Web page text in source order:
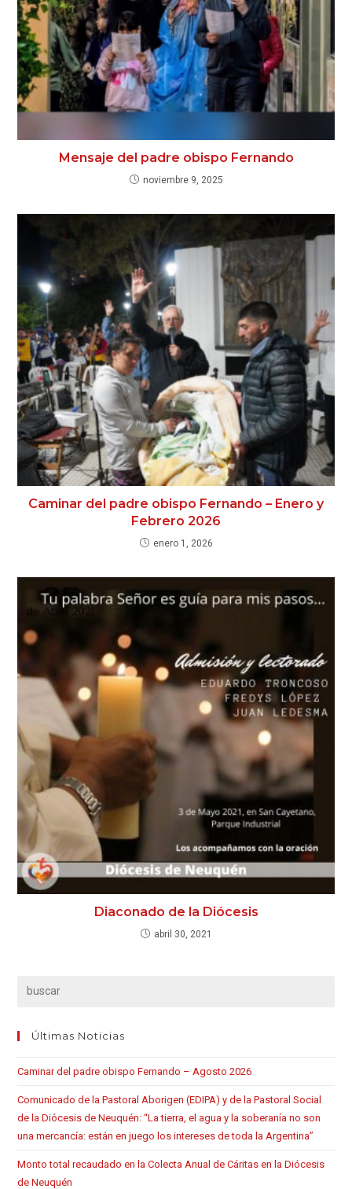
Mensaje del padre obispo Fernando
noviembre 9, 2025
Caminar del padre obispo Fernando – Enero y
Febrero 2026
enero 1, 2026
Diaconado de la Diócesis
abril 30, 2021
Últimas Noticias
Caminar del padre obispo Fernando – Agosto 2026
Comunicado de la Pastoral Aborigen (EDIPA) y de la Pastoral Social
de la Diócesis de Neuquén: “La tierra, el agua y la soberanía no son
una mercancía: están en juego los intereses de toda la Argentina”
Monto total recaudado en la Colecta Anual de Cáritas en la Diócesis
de Neuquén